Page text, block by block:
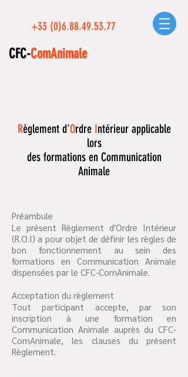
+33 (0)6.88.49.53.77
CFC-ComAnimale
Règlement d'OrdreIntérieur applicable
lors
des formations en Communication
Animale
Préambule
Le présent Règlement d'Ordre Intérieur
(R.O.I) a pour objet de définir les règles de
bon fonctionnement au sein des
formations en Communication Animale
dispensées par le CFC-ComAnimale.
Acceptation du règlement
Tout participant accepte, par son
inscription à une formation en
Communication Animale auprès du CFC-
ComAnimale, les clauses du présent
Règlement.